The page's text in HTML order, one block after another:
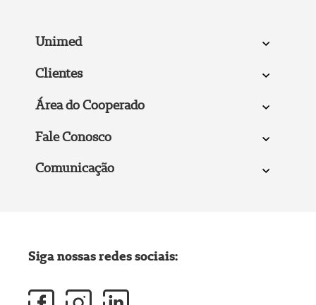
Unimed
Clientes
Área do Cooperado
Fale Conosco
Comunicação
Siga nossas redes sociais: